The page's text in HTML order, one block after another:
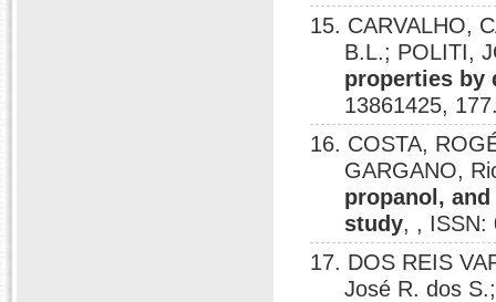
15. CARVALHO,
B.L.; POLITI,
properties by
13861425,
16. COSTA,
GARGANO,
propanol,
study, , ISSN:
17. DOS REIS
José R. dos